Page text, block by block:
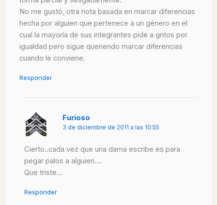
No me gustó, otra nota basada en marcar diferencias
hecha por alguien que pertenece a un género en el
cual la mayoría de sus integrantes pide a gritos por
igualdad pero sigue queriendo marcar diferencias
cuando le conviene.
Responder
Furioso
3 de diciembre de 2011 a las 10:55
Cierto..cada vez que una dama escribe es para
pegar palos a alguien….
Que triste…
Responder